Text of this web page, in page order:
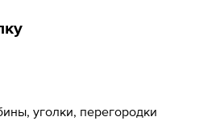
уголки, перегородки